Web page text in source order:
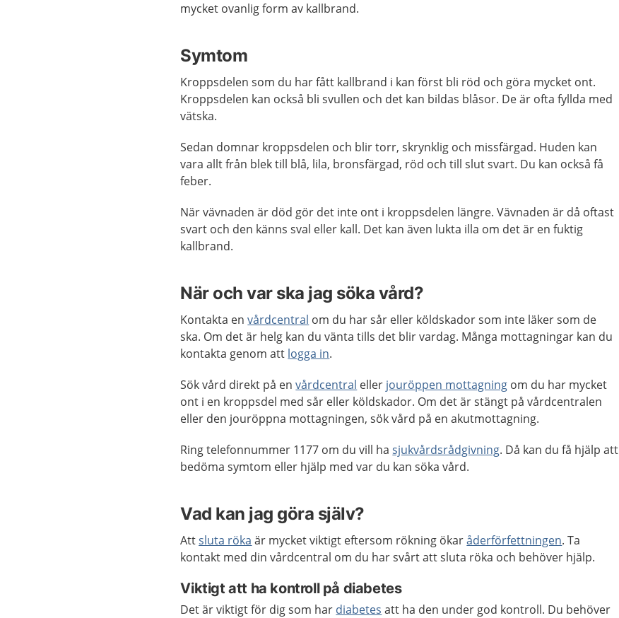
mycket ovanlig form av kallbrand.
Symtom
Kroppsdelen som du har fått kallbrand i kan först bli röd och göra mycket ont.
Kroppsdelen kan också bli svullen och det kan bildas blåsor. De är ofta fyllda med
vätska.
Sedan domnar kroppsdelen och blir torr, skrynklig och missfärgad. Huden kan
vara allt från blek till blå, lila, bronsfärgad, röd och till slut svart. Du kan också få
feber.
När vävnaden är död gör det inte ont i kroppsdelen längre. Vävnaden är då oftast
svart och den känns sval eller kall. Det kan även lukta illa om det är en fuktig
kallbrand.
När och var ska jag söka vård?
Kontakta envårdcentral om du har sår eller köldskador som inte läker som de
ska. Om det är helg kan du vänta tills det blir vardag. Många mottagningar kan du
kontakta genom att logga in.
Sök vård direkt på envårdcentral eller jouröppen mottagning om du har mycket
ont i en kroppsdel med sår eller köldskador. Om det är stängt på vårdcentralen
eller den jouröppna mottagningen, sök vård på en akutmottagning.
Ring telefonnummer 1177 om du vill hasjukvårdsrådgivning. Då kan du få hjälp att
bedöma symtom eller hjälp med var du kan söka vård.
Vad kan jag göra själv?
Attsluta röka är mycket viktigt eftersom rökning ökaråderförfettningen. Ta
kontakt med din vårdcentral om du har svårt att sluta röka och behöver hjälp.
Viktigt att ha kontroll på diabetes
Det är viktigt för dig som har diabetes att ha den under god kontroll. Du behöver